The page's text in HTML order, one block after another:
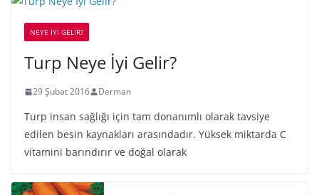
NEYE İYİ GELİR?
Turp Neye İyi Gelir?
29 Şubat 2016 Derman
Turp insan sağlığı için tam donanımlı olarak tavsiye
edilen besin kaynakları arasındadır. Yüksek miktarda C
vitamini barındırır ve doğal olarak